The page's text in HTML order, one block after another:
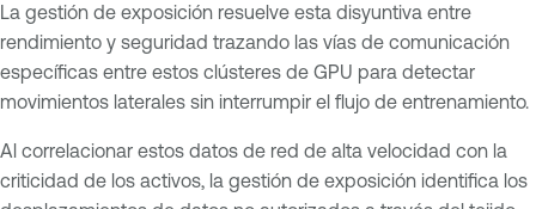
La gestión de exposición resuelve esta disyuntiva entre
rendimiento y seguridad trazando las vías de comunicación
específicas entre estos clústeres de GPU para detectar
movimientos laterales sin interrumpir el flujo de entrenamiento.
Al correlacionar estos datos de red de alta velocidad con la
criticidad de los activos, la gestión de exposición identifica los